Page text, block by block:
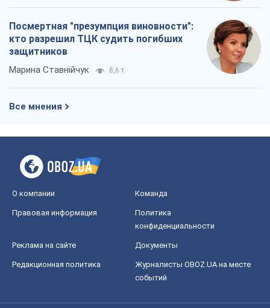
Посмертная "презумпция виновности":
кто разрешил ТЦК судить погибших
защитников
Марина Ставнійчук 8,6 т.
Все мнения
О компании Команда
Правовая информация
Политика
конфиденциальности
Реклама на сайте Документы
Редакционная политика
Журналисты OBOZ.UA на месте
событий